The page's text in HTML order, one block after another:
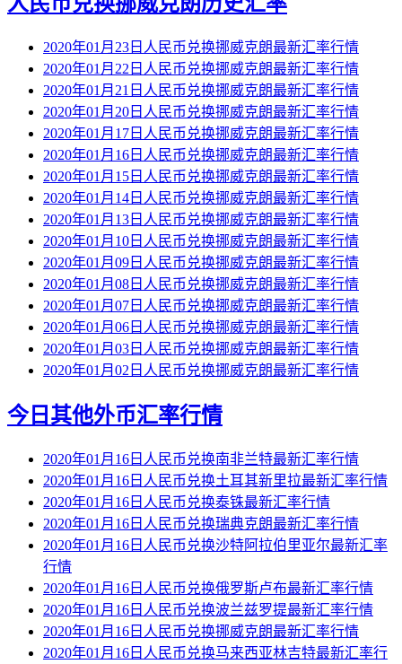
2020年01月23日人民币兑换挪威克朗最新汇率行情
2020年01月22日人民币兑换挪威克朗最新汇率行情
2020年01月21日人民币兑换挪威克朗最新汇率行情
2020年01月20日人民币兑换挪威克朗最新汇率行情
2020年01月17日人民币兑换挪威克朗最新汇率行情
2020年01月16日人民币兑换挪威克朗最新汇率行情
2020年01月15日人民币兑换挪威克朗最新汇率行情
2020年01月14日人民币兑换挪威克朗最新汇率行情
2020年01月13日人民币兑换挪威克朗最新汇率行情
2020年01月10日人民币兑换挪威克朗最新汇率行情
2020年01月09日人民币兑换挪威克朗最新汇率行情
2020年01月08日人民币兑换挪威克朗最新汇率行情
2020年01月07日人民币兑换挪威克朗最新汇率行情
2020年01月06日人民币兑换挪威克朗最新汇率行情
2020年01月03日人民币兑换挪威克朗最新汇率行情
2020年01月02日人民币兑换挪威克朗最新汇率行情
今日其他外币汇率行情
2020年01月16日人民币兑换南非兰特最新汇率行情
2020年01月16日人民币兑换土耳其新里拉最新汇率行情
2020年01月16日人民币兑换泰铢最新汇率行情
2020年01月16日人民币兑换瑞典克朗最新汇率行情
2020年01月16日人民币兑换沙特阿拉伯里亚尔最新汇率
行情
2020年01月16日人民币兑换俄罗斯卢布最新汇率行情
2020年01月16日人民币兑换波兰兹罗提最新汇率行情
2020年01月16日人民币兑换挪威克朗最新汇率行情
2020年01月16日人民币兑换马来西亚林吉特最新汇率行